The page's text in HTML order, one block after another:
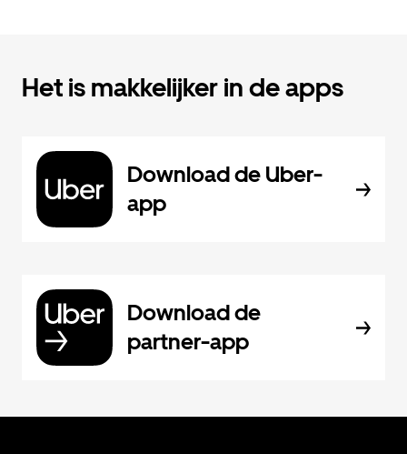
Het is makkelijker in de apps
Download de Uber-
app
Download de
partner-app